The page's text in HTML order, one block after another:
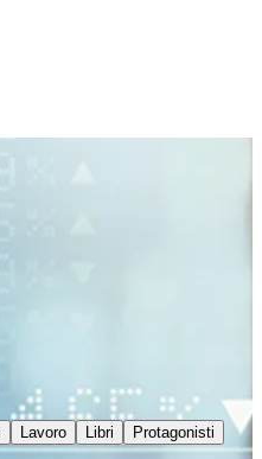
Lavoro Libri
Protagonisti